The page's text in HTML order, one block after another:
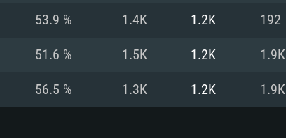
Disco: 60,2 GB
Network: Internet de banda larga.
Disco: 60,2 GB
53.9 % 1.4K 1.2K 192
51.6 % 1.5K 1.2K 1.9K
56.5 % 1.3K 1.2K 1.9K